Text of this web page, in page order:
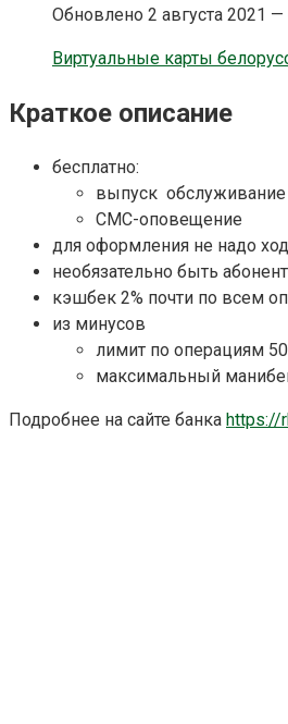
Обновлено 2 августа 2021 —
Виртуальные карты
Краткое описание
бесплатно:
выпуск обслуживание
СМС-оповещение
для оформления не надо
необязательно быть
кэшбек 2% почти по всем
из минусов
лимит по операциям
максимальный
Подробнее на сайте банка https://